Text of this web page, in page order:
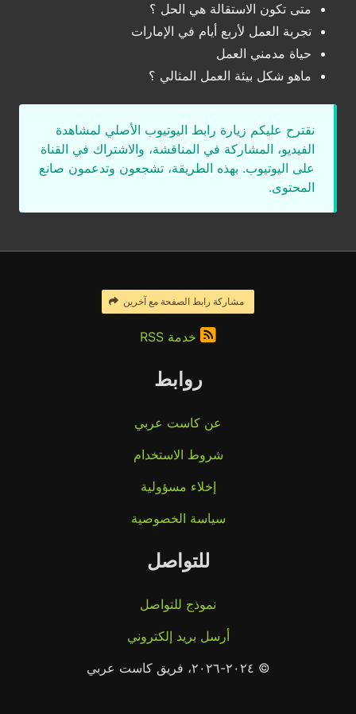
متى تكون الاستقالة هي الحل ؟
تجربة العمل لأربع أيام في الإمارات
حياة مدمني العمل
ماهو شكل بيئة العمل المثالي ؟
نقترح عليكم زيارة رابط اليوتيوب الأصلي لمشاهدة
الفيديو، المشاركة في المناقشة، والاشتراك في القناة
على اليوتيوب. بهذه الطريقة، تشجعون وتدعمون صانع
المحتوى.
مشاركة رابط الصفحة مع آخرين
خدمة RSS
روابط
عن كاست عربي
شروط الاستخدام
إخلاء مسؤولية
سياسة الخصوصية
للتواصل
نموذج للتواصل
أرسل بريد إلكتروني
© ٢٠٢٤-٢٠٢٦، فريق كاست عربي